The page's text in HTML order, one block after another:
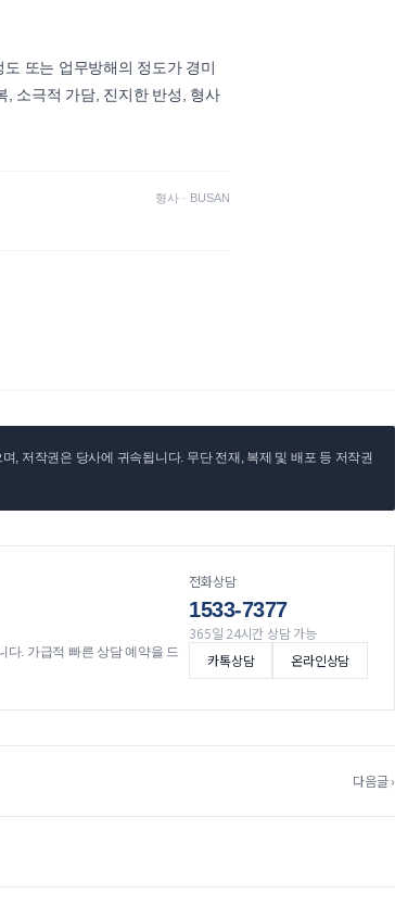
또는 업무방해의 정도가 경미
, 소극적 가담, 진지한 반성, 형사
형사 · BUSAN
, 저작권은 당사에 귀속됩니다. 무단 전재, 복제 및 배포 등 저작권
다. 가급적 빠른 상담 예약을 드
전화상담
1533-7377
365일 24시간 상담 가능
카톡상담
온라인상담
다음글 ›